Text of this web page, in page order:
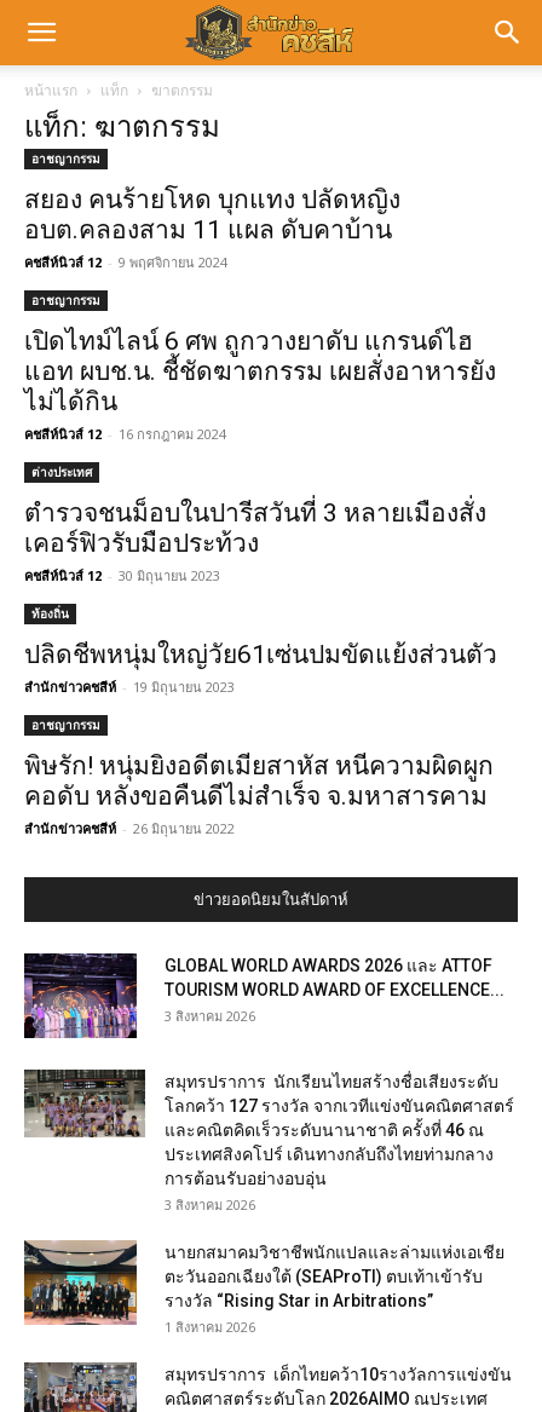
หน้าแรก แท็ก ฆาตกรรม
แท็ก: ฆาตกรรม
อาชญากรรม
สยอง คนร้ายโหด บุกแทง ปลัดหญิง
อบต.คลองสาม 11 แผล ดับคาบ้าน
คชสีห์นิวส์ 12 - 9 พฤศจิกายน 2024
อาชญากรรม
เปิดไทม์ไลน์ 6 ศพ ถูกวางยาดับ แกรนด์ไฮ
แอท ผบช.น. ชี้ชัดฆาตกรรม เผยสั่งอาหารยัง
ไม่ได้กิน
คชสีห์นิวส์ 12 - 16 กรกฎาคม 2024
ต่างประเทศ
ตำรวจชนม็อบในปารีสวันที่ 3 หลายเมืองสั่ง
เคอร์ฟิวรับมือประท้วง
คชสีห์นิวส์ 12 - 30 มิถุนายน 2023
ท้องถิ่น
ปลิดชีพหนุ่มใหญ่วัย61เซ่นปมขัดแย้งส่วนตัว
สำนักข่าวคชสีห์ - 19 มิถุนายน 2023
อาชญากรรม
พิษรัก! หนุ่มยิงอดีตเมียสาหัส หนีความผิดผูก
คอดับ หลังขอคืนดีไม่สำเร็จ จ.มหาสารคาม
สำนักข่าวคชสีห์ - 26 มิถุนายน 2022
ข่าวยอดนิยมในสัปดาห์
GLOBAL WORLD AWARDS 2026 และ ATTOF
TOURISM WORLD AWARD OF EXCELLENCE...
3 สิงหาคม 2026
สมุทรปราการ นักเรียนไทยสร้างชื่อเสียงระดับ
โลกคว้า 127 รางวัล จากเวทีแข่งขันคณิตศาสตร์
และคณิตคิดเร็วระดับนานาชาติ ครั้งที่ 46 ณ
ประเทศสิงคโปร์ เดินทางกลับถึงไทยท่ามกลาง
การต้อนรับอย่างอบอุ่น
3 สิงหาคม 2026
นายกสมาคมวิชาชีพนักแปลและล่ามแห่งเอเชีย
ตะวันออกเฉียงใต้ (SEAProTI) ตบเท้าเข้ารับ
รางวัล “Rising Star in Arbitrations”
1 สิงหาคม 2026
สมุทรปราการ เด็กไทยคว้า10รางวัลการแข่งขัน
คณิตศาสตร์ระดับโลก 2026AIMO ณประเทศ